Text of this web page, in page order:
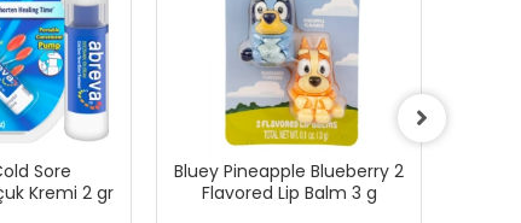
Sore
Kremi 2 gr
Bluey Pineapple Blueberry 2
Flavored Lip Balm 3 g